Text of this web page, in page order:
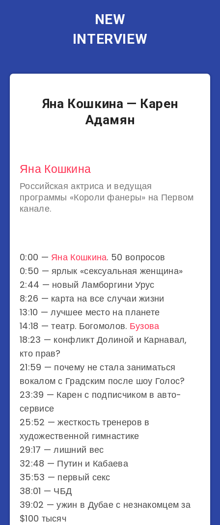
NEW
INTERVIEW
Актеры
Яна Кошкина — Карен
Адамян
Яна Кошкина
Российская актриса и ведущая
программы «Короли фанеры» на Первом
канале.
0:00 — Яна Кошкина. 50 вопросов
0:50 — ярлык «сексуальная женщина»
2:44 — новый Ламборгини Урус
8:26 — карта на все случаи жизни
13:10 — лучшее место на планете
14:18 — театр. Богомолов. Бузова
18:23 — конфликт Долиной и Карнавал,
кто прав?
21:59 — почему не стала заниматься
вокалом с Градским после шоу Голос?
23:39 — Карен с подписчиком в авто-
сервисе
25:52 — жесткость тренеров в
художественной гимнастике
29:17 — лишний вес
32:48 — Путин и Кабаева
35:53 — первый секс
38:01 — ЧБД
39:02 — ужин в Дубае с незнакомцем за
$100 тысяч